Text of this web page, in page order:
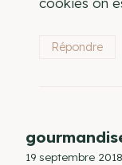
Répondre
19 septembre